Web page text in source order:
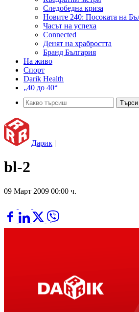
Следобедна криза
Новите 240: Посоката на
Часът на успеха
Connected
Денят на храбростта
Бранд България
На живо
Спорт
Darik Health
„40 до 40“
Дарик |
bl-2
09 Март 2009 00:00 ч.